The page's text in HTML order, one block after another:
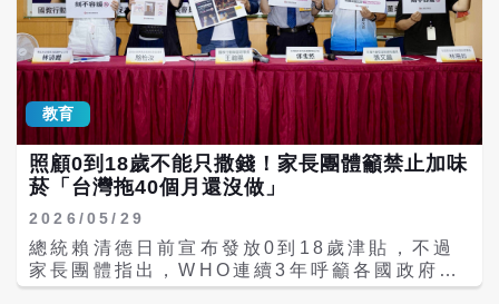
教育
照顧0到18歲不能只撒錢！家長團體籲禁止加味
菸「台灣拖40個月還沒做」
2026/05/29
總統賴清德日前宣布發放0到18歲津貼，不過
家長團體指出，WHO連續3年呼籲各國政府為
了年輕人的健康，應盡快「禁止」加味菸品，